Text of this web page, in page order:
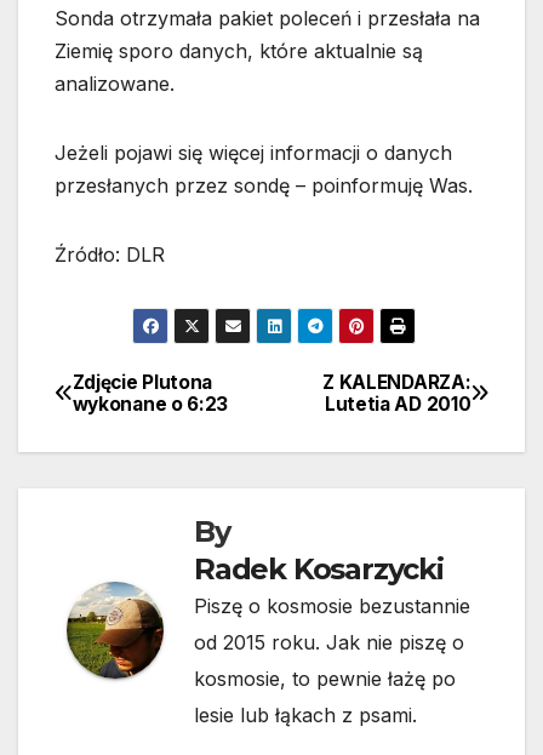
Sonda otrzymała pakiet poleceń i przesłała na
Ziemię sporo danych, które aktualnie są
analizowane.
Jeżeli pojawi się więcej informacji o danych
przesłanych przez sondę – poinformuję Was.
Źródło: DLR
Nawigacja
wpisu
Z KALENDARZA:
Lutetia AD 2010
Zdjęcie Plutona
wykonane o 6:23
By
Radek Kosarzycki
Piszę o kosmosie bezustannie
od 2015 roku. Jak nie piszę o
kosmosie, to pewnie łażę po
lesie lub łąkach z psami.